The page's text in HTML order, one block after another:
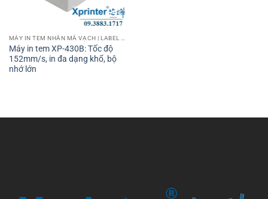
Máy in tem XP-430B: Tốc độ
152mm/s, in đa dạng khổ, bộ
nhớ lớn